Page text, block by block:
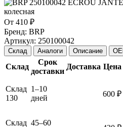
От 410 ₽
Бренд: BRP
Артикул: 250100042
Склад Аналоги Описание
Склад
Срок
доставки
Доставка Цена
Склад
130
1–10
дней
600 ₽
Склад 45–60